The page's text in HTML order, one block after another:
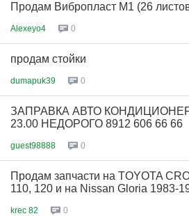
Продам Вибропласт М1 (26
Alexeyo4 0
продам стойки
dumapuk39 0
ЗАПРАВКА АВТО
23.00 НЕДОРОГО 8912 606 66 66
guest98888 0
Продам запчасти на TOYOTA
110, 120 и на Nissan Gloria 1983-
krec 82 0